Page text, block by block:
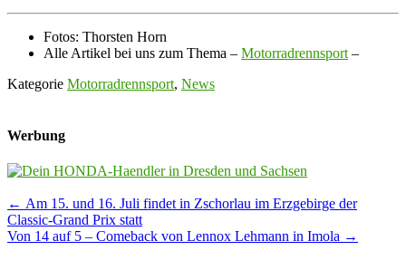
Fotos: Thorsten Horn
Alle Artikel bei uns zum Thema – Motorradrennsport –
Kategorie Motorradrennsport, News
Werbung
Post
navigation
← Am 15. und 16. Juli findet in Zschorlau im Erzgebirge der
Classic-Grand Prix statt
Von 14 auf 5 – Comeback von Lennox Lehmann in Imola →